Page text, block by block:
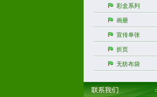
彩盒系列
画册
宣传单张
折页
无纺布袋